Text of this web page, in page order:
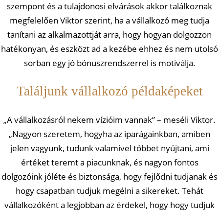
szempont és a tulajdonosi elvárások akkor találkoznak
megfelelően Viktor szerint, ha a vállalkozó meg tudja
tanítani az alkalmazottját arra, hogy hogyan dolgozzon
hatékonyan, és eszközt ad a kezébe ehhez és nem utolsó
sorban egy jó bónuszrendszerrel is motiválja.
Találjunk vállalkozó példaképeket
„A vállalkozásról nekem vízióim vannak” – meséli Viktor.
„Nagyon szeretem, hogyha az iparágainkban, amiben
jelen vagyunk, tudunk valamivel többet nyújtani, ami
értéket teremt a piacunknak, és nagyon fontos
dolgozóink jóléte és biztonsága, hogy fejlődni tudjanak és
hogy csapatban tudjuk megélni a sikereket. Tehát
vállalkozóként a legjobban az érdekel, hogy hogy tudjuk